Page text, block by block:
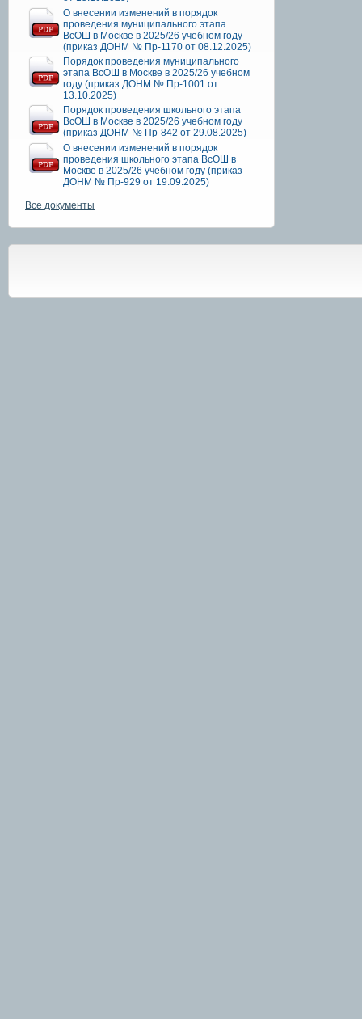
О внесении изменений в порядок
проведения муниципального этапа
ВсОШ в Москве в 2025/26 учебном году
(приказ ДОНМ № Пр-1170 от 08.12.2025)
Порядок проведения муниципального
этапа ВсОШ в Москве в 2025/26 учебном
году (приказ ДОНМ № Пр-1001 от
13.10.2025)
Порядок проведения школьного этапа
ВсОШ в Москве в 2025/26 учебном году
(приказ ДОНМ № Пр-842 от 29.08.2025)
О внесении изменений в порядок
проведения школьного этапа ВсОШ в
Москве в 2025/26 учебном году (приказ
ДОНМ № Пр-929 от 19.09.2025)
Все документы